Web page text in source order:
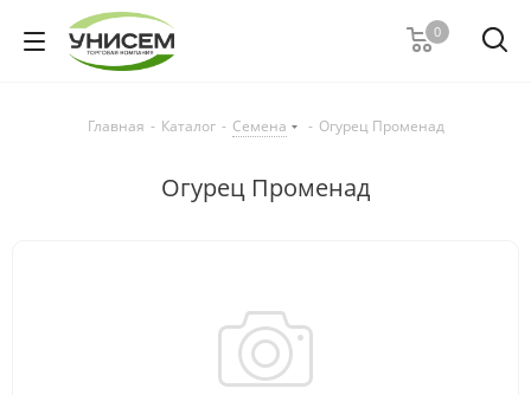
0
Главная - Каталог - Семена - Огурец Променад
Огурец Променад